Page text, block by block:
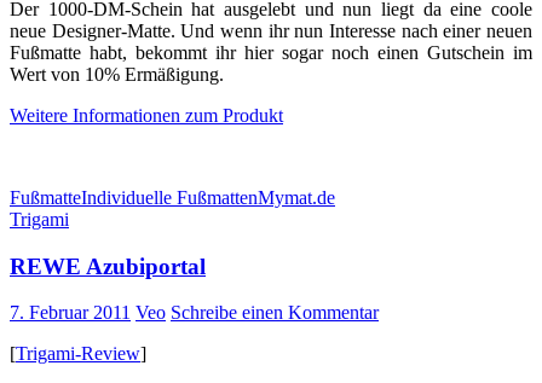
Der 1000-DM-Schein hat ausgelebt und nun liegt da eine coole
neue Designer-Matte. Und wenn ihr nun Interesse nach einer neuen
Fußmatte habt, bekommt ihr hier sogar noch einen Gutschein im
Wert von 10% Ermäßigung.
Weitere Informationen zum Produkt
FußmatteIndividuelle FußmattenMymat.de
Trigami
REWE Azubiportal
7. Februar 2011 Veo Schreibe einen Kommentar
[Trigami-Review]